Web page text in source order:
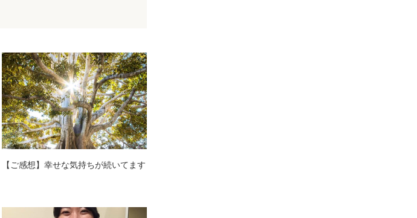
【ご感想】幸せな気持ちが続いてます